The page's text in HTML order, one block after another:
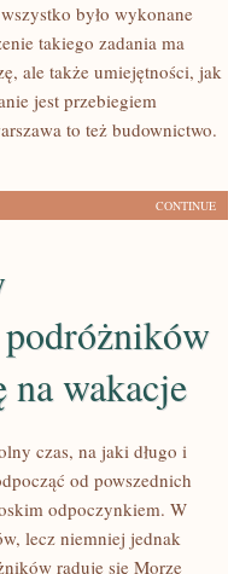
było wykonane
takiego zadania ma
ale także umiejętności, jak
jest przebiegiem
to też budownictwo.
CONTINUE
na wakacje
czas, na jaki długo i
od powszednich
odpoczynkiem. W
lecz niemniej jednak
raduje się Morze